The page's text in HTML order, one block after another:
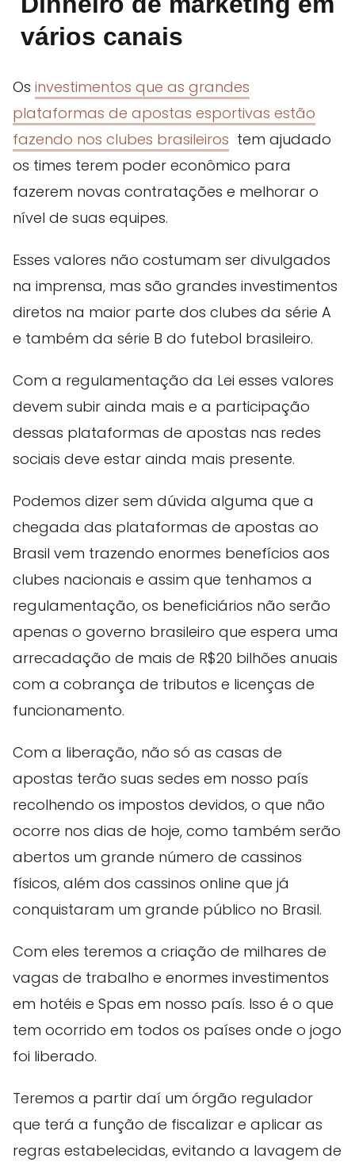
vários canais
Os investimentos que as grandes
plataformas de apostas esportivas estão
fazendo nos clubes brasileiros tem ajudado
os times terem poder econômico para
fazerem novas contratações e melhorar o
nível de suas equipes.
Esses valores não costumam ser divulgados
na imprensa, mas são grandes investimentos
diretos na maior parte dos clubes da série A
e também da série B do futebol brasileiro.
Com a regulamentação da Lei esses valores
devem subir ainda mais e a participação
dessas plataformas de apostas nas redes
sociais deve estar ainda mais presente.
Podemos dizer sem dúvida alguma que a
chegada das plataformas de apostas ao
Brasil vem trazendo enormes benefícios aos
clubes nacionais e assim que tenhamos a
regulamentação, os beneficiários não serão
apenas o governo brasileiro que espera uma
arrecadação de mais de R$20 bilhões anuais
com a cobrança de tributos e licenças de
funcionamento.
Com a liberação, não só as casas de
apostas terão suas sedes em nosso país
recolhendo os impostos devidos, o que não
ocorre nos dias de hoje, como também serão
abertos um grande número de cassinos
físicos, além dos cassinos online que já
conquistaram um grande público no Brasil.
Com eles teremos a criação de milhares de
vagas de trabalho e enormes investimentos
em hotéis e Spas em nosso país. Isso é o que
tem ocorrido em todos os países onde o jogo
foi liberado.
Teremos a partir daí um órgão regulador
que terá a função de fiscalizar e aplicar as
regras estabelecidas, evitando a lavagem de